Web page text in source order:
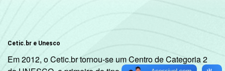
Cetic.br e Unesco
Em 2012, o Cetic.br tornou-se um Centro de Categoria 2